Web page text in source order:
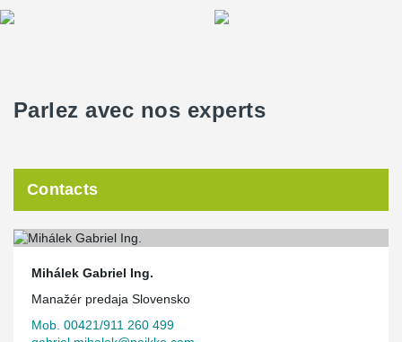
Parlez avec nos experts
Contacts
Mihálek Gabriel Ing.
Manažér predaja Slovensko
Mob. 00421/911 260 499